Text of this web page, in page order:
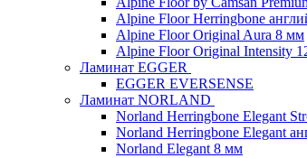
Alpine Floor Herringbone
Alpine Floor Original Aura 8 мм
Alpine Floor Original Intensity
Ламинат EGGER
EGGER EVERSENSE
Ламинат NORLAND
Norland Herringbone Elegant
Norland Herringbone Elegant
Norland Elegant 8 мм